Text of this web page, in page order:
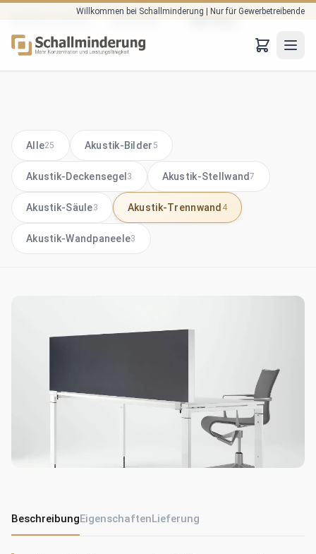
Willkommen bei Schallminderung | Nur für Gewerbetreibende
Alle25 Akustik-Bilder 5
Akustik-Deckensegel 3 Akustik-Stellwand7
Akustik-Säule3 Akustik-Trennwand 4
Akustik-Wandpaneele3
Beschreibung Eigenschaften Lieferung